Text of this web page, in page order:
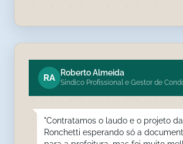
RA Roberto Almeida
Síndico Profissional e Gestor de
"Contratamos o laudo e o projeto da
Ronchetti esperando só a